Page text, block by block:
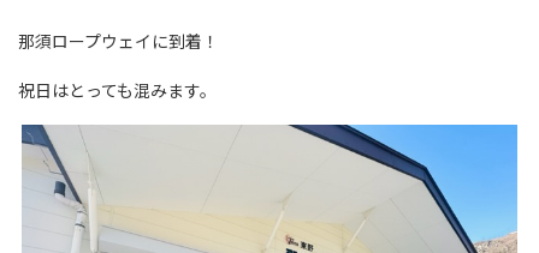
那須ロープウェイに到着！
祝日はとっても混みます。